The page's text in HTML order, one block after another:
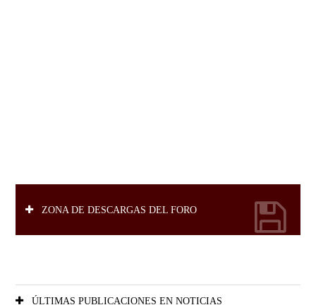
ZONA DE DESCARGAS DEL FORO
ÚLTIMAS PUBLICACIONES EN NOTICIAS